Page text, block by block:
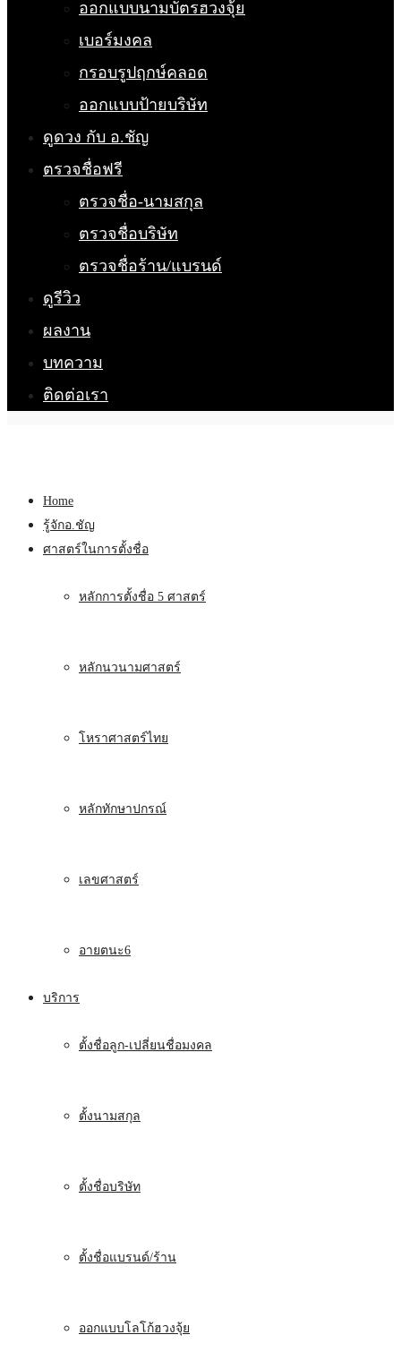
ออกแบบนามบัตรฮวงจุ้ย
เบอร์มงคล
กรอบรูปฤกษ์คลอด
ออกแบบป้ายบริษัท
ดูดวง กับ อ.ชัญ
ตรวจชื่อฟรี
ตรวจชื่อ-นามสกุล
ตรวจชื่อบริษัท
ตรวจชื่อร้าน/แบรนด์
ดูรีวิว
ผลงาน
บทความ
ติดต่อเรา
Home
รู้จักอ.ชัญ
ศาสตร์ในการตั้งชื่อ
หลักการตั้งชื่อ 5 ศาสตร์
หลักนวนามศาสตร์
โหราศาสตร์ไทย
หลักทักษาปกรณ์
เลขศาสตร์
อายตนะ6
บริการ
ตั้งชื่อลูก-เปลี่ยนชื่อมงคล
ตั้งนามสกุล
ตั้งชื่อบริษัท
ตั้งชื่อแบรนด์/ร้าน
ออกแบบโลโก้ฮวงจุ้ย